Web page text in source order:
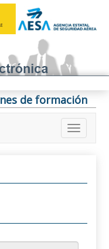
de formación